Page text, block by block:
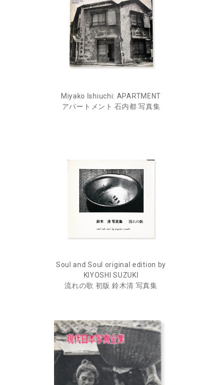
Miyako Ishiuchi: APARTMENT
アパートメント 石内都 写真集
Soul and Soul original edition by
KIYOSHI SUZUKI
流れの歌 初版 鈴木清 写真集